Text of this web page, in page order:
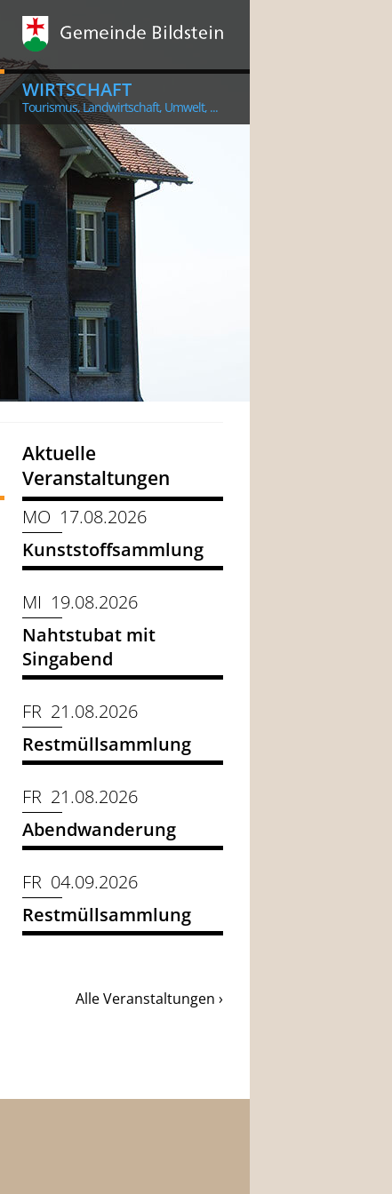
WIRTSCHAFT
Tourismus, Landwirtschaft, Umwelt, ...
Aktuelle
Veranstaltungen
MO 17.08.2026
Kunststoffsammlung
MI 19.08.2026
Nahtstubat mit
Singabend
FR 21.08.2026
Restmüllsammlung
FR 21.08.2026
Abendwanderung
FR 04.09.2026
Restmüllsammlung
Alle Veranstaltungen ›